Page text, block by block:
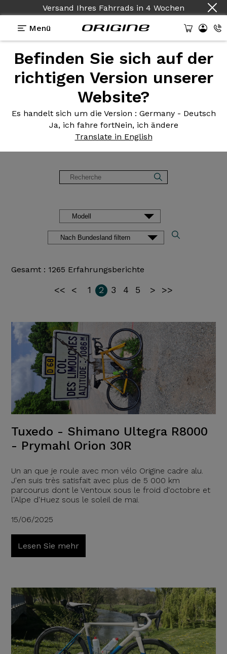
Versand Ihres Fahrrads in 4 Wochen
Land : Deutsch
Menü
Befinden Sie sich auf der
richtigen Version unserer
Website?
Es handelt sich um die Version : Germany - Deutsch
Ja, ich fahre fortNein, ich ändere
Translate in English
Kundenmeinungen und -
erfahrungen Origine
Lesen Sie die Meinungen zu unseren Rennrädern,
Gravelbikes, MTBs und E-Bikes. Erfahrungsberichte,
von der Konfiguration des Fahrrads über die Lieferung
Gesamt : 1265 Erfahrungsberichte
<< < 1 2 3 4 5 > >>
Tuxedo - Shimano Ultegra R8000
- Prymahl Orion 30R
Un an que je roule avec mon vélo Origine cadre alu.
J'en suis très satisfait avec plus de 5 000 km
parcourus dont le Ventoux sous le froid d'octobre et
l'Alpe d'Huez sous le soleil de mai.
15/06/2025
Lesen Sie mehr